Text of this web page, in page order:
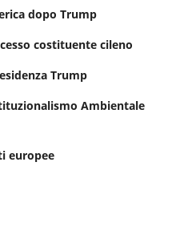
dopo Trump
costituente cileno
Trump
Ambientale
europee